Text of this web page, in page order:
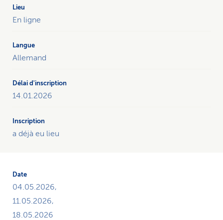
thème
sommeil»
s’inscrire.
En ligne
Allemand
14.01.2026
a déjà eu lieu
04.05.2026,
11.05.2026,
18.05.2026